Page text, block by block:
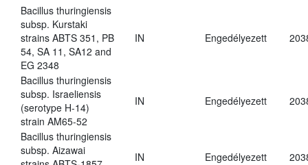
Bacillus thuringiensis
subsp. Kurstaki
strains ABTS 351, PB
54, SA 11, SA12 and
EG 2348
IN Engedélyezett
Bacillus thuringiensis
subsp. Israeliensis
(serotype H-14)
strain AM65-52
IN Engedélyezett
Bacillus thuringiensis
subsp. Aizawai
IN Engedélyezett